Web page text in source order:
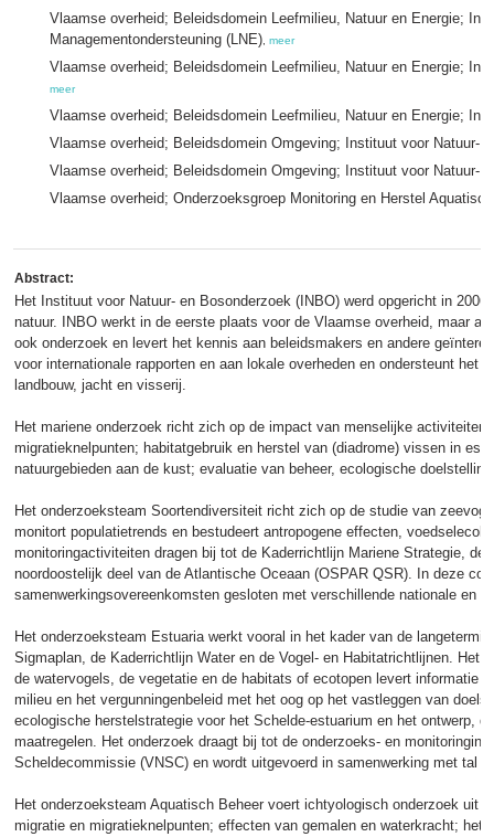
Vlaamse overheid; Beleidsdomein Leefmilieu, Natuur en Energie;
Managementondersteuning (LNE) meer
Vlaamse overheid; Beleidsdomein Leefmilieu, Natuur en Energie;
meer
Vlaamse overheid; Beleidsdomein Leefmilieu, Natuur en Energie;
Vlaamse overheid; Beleidsdomein Omgeving; Instituut voor Natuur-
Vlaamse overheid; Beleidsdomein Omgeving; Instituut voor Natuur-
Vlaamse overheid; Onderzoeksgroep Monitoring en Herstel
Abstract:
Het Instituut voor Natuur- en Bosonderzoek (INBO) werd opgericht in
natuur. INBO werkt in de eerste plaats voor de Vlaamse overheid, maar
ook onderzoek en levert het kennis aan beleidsmakers en andere
voor internationale rapporten en aan lokale overheden en ondersteunt het
landbouw, jacht en visserij.
Het mariene onderzoek richt zich op de impact van menselijke
migratieknelpunten; habitatgebruik en herstel van (diadrome) vissen in
natuurgebieden aan de kust; evaluatie van beheer, ecologische
Het onderzoeksteam Soortendiversiteit richt zich op de studie van
monitort populatietrends en bestudeert antropogene effecten,
monitoringactiviteiten dragen bij tot de Kaderrichtlijn Mariene Strategie,
noordoostelijk deel van de Atlantische Oceaan (OSPAR QSR). In deze
samenwerkingsovereenkomsten gesloten met verschillende nationale en
Het onderzoeksteam Estuaria werkt vooral in het kader van de
Sigmaplan, de Kaderrichtlijn Water en de Vogel- en Habitatrichtlijnen. Het
de watervogels, de vegetatie en de habitats of ecotopen levert informatie
milieu en het vergunningenbeleid met het oog op het vastleggen van
ecologische herstelstrategie voor het Schelde-estuarium en het ontwerp,
maatregelen. Het onderzoek draagt bij tot de onderzoeks- en
Scheldecommissie (VNSC) en wordt uitgevoerd in samenwerking met tal
Het onderzoeksteam Aquatisch Beheer voert ichtyologisch onderzoek uit
migratie en migratieknelpunten; effecten van gemalen en waterkracht; het